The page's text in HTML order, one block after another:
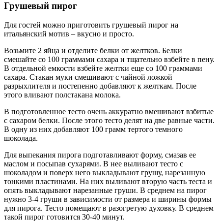
Грушевый пирог
Для гостей можно приготовить грушевый пирог на
итальянский мотив – вкусно и просто.
Возьмите 2 яйца и отделите белки от желтков. Белки
смешайте со 100 граммами сахара и тщательно взбейте в пену.
В отдельной емкости взбейте желтки еще со 100 граммами
сахара. Стакан муки смешивают с чайной ложкой
разрыхлителя и постепенно добавляют к желткам. После
этого вливают полстакана молока.
В подготовленное тесто очень аккуратно вмешивают взбитые
с сахаром белки. После этого тесто делят на две равные части.
В одну из них добавляют 100 грамм тертого темного
шоколада.
Для выпекания пирога подготавливают форму, смазав ее
маслом и посыпав сухарями. В нее выливают тесто с
шоколадом и поверх него выкладывают грушу, нарезанную
тонкими пластинами. На них выливают вторую часть теста и
опять выкладывают нарезанные груши. В среднем на пирог
нужно 3-4 груши в зависимости от размера и ширины формы
для пирога. Тесто помещают в разогретую духовку. В среднем
такой пирог готовится 30-40 минут.